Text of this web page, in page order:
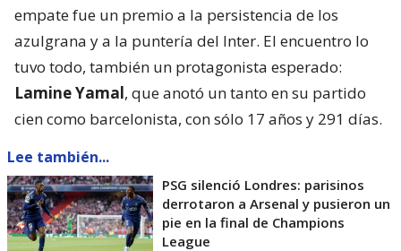
empate fue un premio a la persistencia de los
azulgrana y a la puntería del Inter. El encuentro lo
tuvo todo, también un protagonista esperado:
Lamine Yamal, que anotó un tanto en su partido
cien como barcelonista, con sólo 17 años y 291 días.
Lee también...
PSG silenció Londres: parisinos
derrotaron a Arsenal y pusieron un
pie en la final de Champions
League